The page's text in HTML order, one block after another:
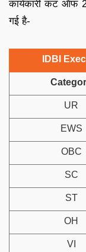
कार्यकारी कट ऑफ
गई है-
IDBI
UR
EWS
OBC
SC
ST
OH
VI